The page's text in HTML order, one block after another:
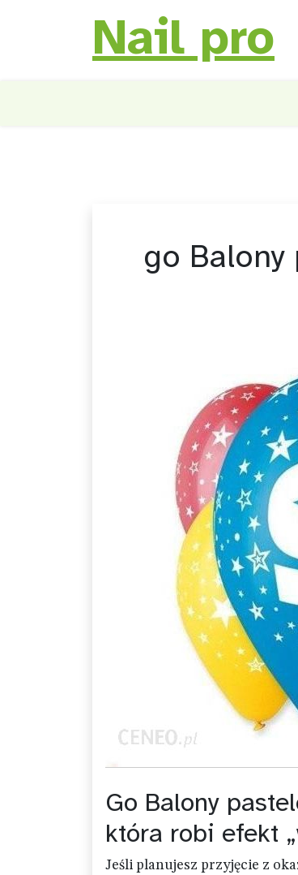
Nail pro
go
Go Balony
która robi efekt
Jeśli planujesz przyjęcie z